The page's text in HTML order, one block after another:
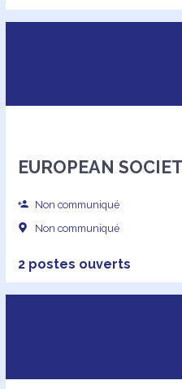
EUROPEAN
Non communiqué
Non communiqué
2 postes ouverts